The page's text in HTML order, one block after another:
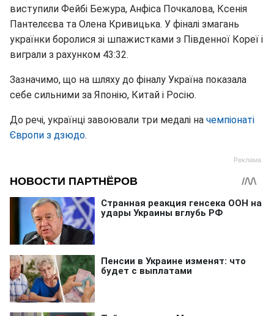
виступили Фейбі Бежура, Анфіса Почкалова, Ксенія
Пантелєєва та Олена Кривицька. У фіналі змагань
українки боролися зі шпажистками з Південної Кореї і
виграли з рахунком 43:32.
Зазначимо, що на шляху до фіналу Україна показала
себе сильними за Японію, Китай і Росію.
До речі, українці завоювали три медалі на чемпіонаті
Європи з дзюдо.